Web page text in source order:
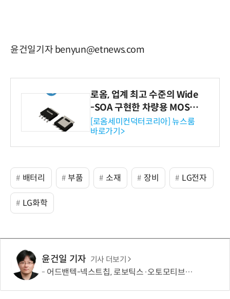
윤건일기자 benyun@etnews.com
로옴, 업계 최고 수준의 Wide
-SOA 구현한 차량용 MOSF
ET 개발
[로옴세미컨덕터코리아] 뉴스룸
바로가기>
배터리 부품 소재 장비 LG전자
LG화학
윤건일 기자 기사 더보기
어드밴텍-넥스트칩, 로보틱스·오토모티브용 ECU 개발 협력